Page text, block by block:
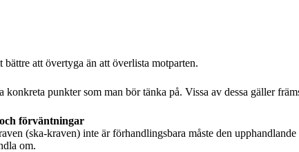
att övertyga än att överlista motparten.
konkreta punkter som man bör tänka på. Vissa av dessa gäller
förväntningar
(ska-kraven) inte är förhandlingsbara måste den
om.